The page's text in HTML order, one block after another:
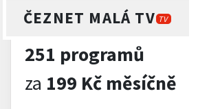
ČEZNET MALÁ TV TV
251 programů
za 199 Kč měsíčně